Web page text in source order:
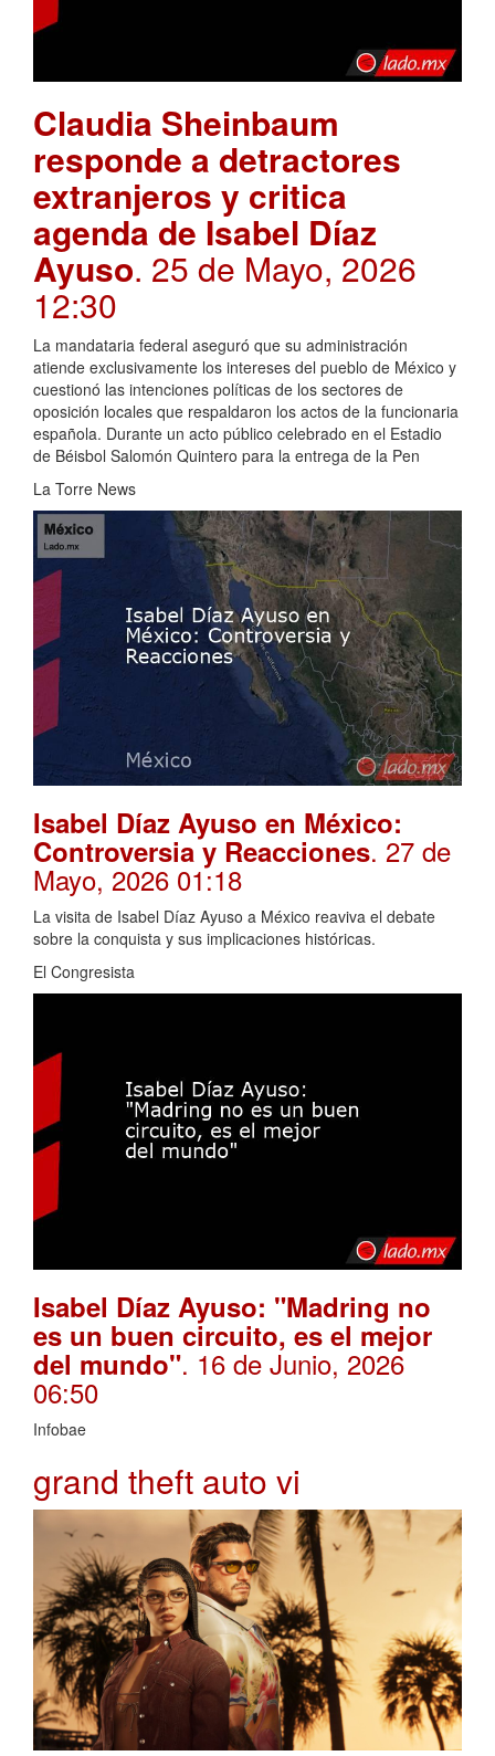
Claudia Sheinbaum
responde a detractores
extranjeros y critica
agenda de Isabel Díaz
Ayuso. 25 de Mayo, 2026
12:30
La mandataria federal aseguró que su administración
atiende exclusivamente los intereses del pueblo de México y
cuestionó las intenciones políticas de los sectores de
oposición locales que respaldaron los actos de la funcionaria
española. Durante un acto público celebrado en el Estadio
de Béisbol Salomón Quintero para la entrega de la Pen
La Torre News
Isabel Díaz Ayuso en México:
Controversia y Reacciones. 27 de
Mayo, 2026 01:18
La visita de Isabel Díaz Ayuso a México reaviva el debate
sobre la conquista y sus implicaciones históricas.
El Congresista
Isabel Díaz Ayuso: "Madring no
es un buen circuito, es el mejor
del mundo". 16 de Junio, 2026
06:50
Infobae
grand theft auto vi